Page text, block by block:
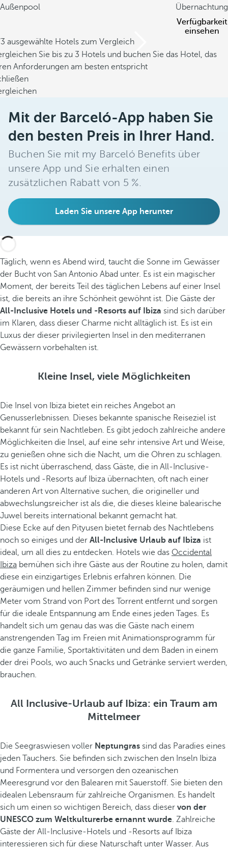
Außenpool
Übernachtung
Verfügbarkeit
einsehen
ausgewählte Hotels zum Vergleich
Sie bis zu 3 Hotels und buchen Sie das Hotel, das
Anforderungen am besten entspricht
Mit der Barceló-App haben Sie
den besten Preis in Ihrer Hand.
Buchen Sie mit my Barceló Benefits über
unsere App und Sie erhalten einen
zusätzlichen Rabatt von 5 %.
Laden Sie unsere App herunter
Täglich, wenn es Abend wird, taucht die Sonne im Gewässer
der Bucht von San Antonio Abad unter. Es ist ein magischer
Moment, der bereits Teil des täglichen Lebens auf einer Insel
ist, die bereits an ihre Schönheit gewöhnt ist. Die Gäste der
All-Inclusive Hotels und -Resorts auf Ibiza sind sich darüber
im Klaren, dass dieser Charme nicht alltäglich ist. Es ist ein
Luxus der dieser privilegierten Insel in den mediterranen
Gewässern vorbehalten ist.
Kleine Insel, viele Möglichkeiten
Die Insel von Ibiza bietet ein reiches Angebot an
Genusserlebnissen. Dieses bekannte spanische Reiseziel ist
bekannt für sein Nachtleben. Es gibt jedoch zahlreiche andere
Möglichkeiten die Insel, auf eine sehr intensive Art und Weise,
zu genießen ohne sich die Nacht, um die Ohren zu schlagen.
Es ist nicht überraschend, dass Gäste, die in All-Inclusive-
Hotels und -Resorts auf Ibiza übernachten, oft nach einer
anderen Art von Alternative suchen, die origineller und
abwechslungsreicher ist als die, die dieses kleine balearische
Juwel bereits international bekannt gemacht hat.
Diese Ecke auf den Pityusen bietet fernab des Nachtlebens
noch so einiges und der All-Inclusive Urlaub auf Ibiza ist
ideal, um all dies zu entdecken. Hotels wie das Occidental
Ibiza bemühen sich ihre Gäste aus der Routine zu holen, damit
diese ein einzigartiges Erlebnis erfahren können. Die
geräumigen und hellen Zimmer befinden sind nur wenige
Meter vom Strand von Port des Torrent entfernt und sorgen
für die ideale Entspannung am Ende eines jeden Tages. Es
handelt sich um genau das was die Gäste nach einem
anstrengenden Tag im Freien mit Animationsprogramm für
die ganze Familie, Sportaktivitäten und dem Baden in einem
der drei Pools, wo auch Snacks und Getränke serviert werden,
brauchen.
All Inclusive-Urlaub auf Ibiza: ein Traum am
Mittelmeer
Die Seegraswiesen voller Neptungras sind das Paradies eines
jeden Tauchers. Sie befinden sich zwischen den Inseln Ibiza
und Formentera und versorgen den ozeanischen
Meeresgrund vor den Balearen mit Sauerstoff. Sie bieten den
idealen Lebensraum für zahlreiche Organismen. Es handelt
sich um einen so wichtigen Bereich, dass dieser von der
UNESCO zum Weltkulturerbe ernannt wurde. Zahlreiche
Gäste der All-Inclusive-Hotels und -Resorts auf Ibiza
interessieren sich für diese Naturschaft unter Wasser. Aus